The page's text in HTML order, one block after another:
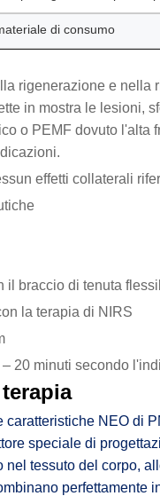
di consumo
rigenerazione e
in mostra le lesioni,
o PEMF dovuto
effetti collaterali
il braccio di tenuta
la terapia di NIRS
20 minuti secondo
NEO di
speciale di
tessuto del corpo,
perfettamente